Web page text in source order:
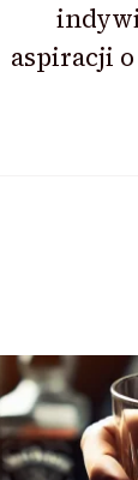
aspiracji